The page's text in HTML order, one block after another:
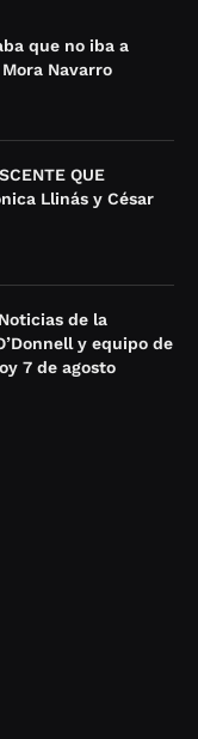
que no iba a
Navarro
QUE
Llinás y César
de la
y equipo de
7 de agosto